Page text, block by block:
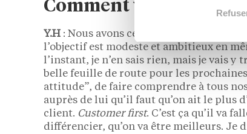
Comment voyez-vous
Y.H : Nous avons célébré nos 10 ans en
l’objectif est modeste et ambitieux en
l’instant, je n’en sais rien, mais je vais
belle feuille de route pour les prochaines
attitude”, de faire comprendre à tous
auprès de lui qu’il faut qu’on ait le plus
client. Customer first. C’est ça qu’il va
différencier, qu’on va être meilleurs. Je